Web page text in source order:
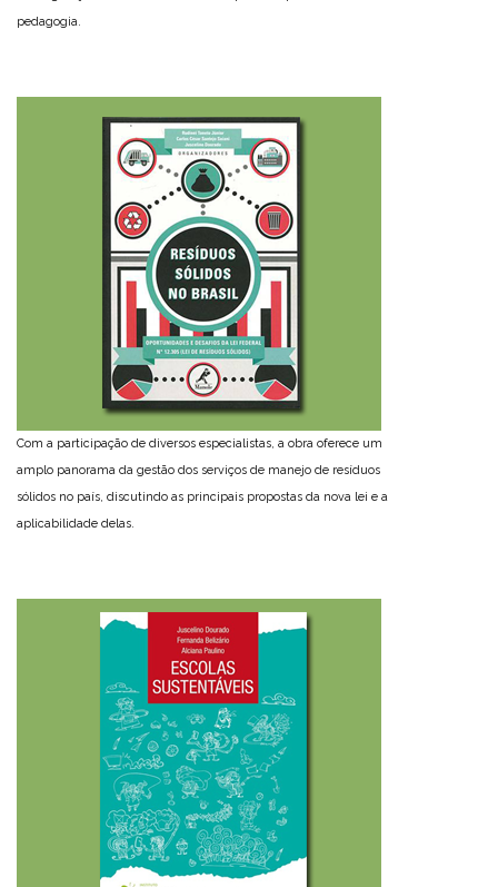
pedagogia.
Com a participação de diversos especialistas, a obra oferece um
amplo panorama da gestão dos serviços de manejo de resíduos
sólidos no país, discutindo as principais propostas da nova lei e a
aplicabilidade delas.